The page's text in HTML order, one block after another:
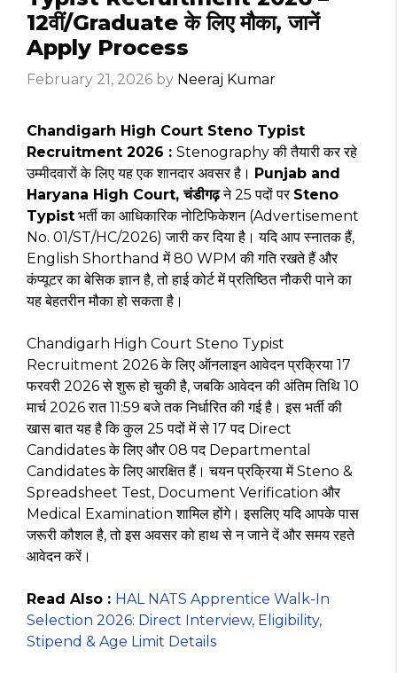
12वीं/Graduate के लिए मौका, जानें
Apply Process
February 21, 2026 by Neeraj Kumar
Chandigarh High Court Steno Typist
Recruitment 2026 : Stenography की तैयारी कर रहे
उम्मीदवारों के लिए यह एक शानदार अवसर है। Punjab and
Haryana High Court, चंडीगढ़ने 25 पदों पर Steno
Typist भर्ती का आधिकारिक नोटिफिकेशन (Advertisement
No. 01/ST/HC/2026) जारी कर दिया है। यदि आप स्नातक हैं,
English Shorthand में 80 WPM की गति रखते हैं और
कंप्यूटर का बेसिक ज्ञान है, तो हाई कोर्ट में प्रतिष्ठित नौकरी पाने का
यह बेहतरीन मौका हो सकता है।
Chandigarh High Court Steno Typist
Recruitment 2026 के लिए ऑनलाइन आवेदन प्रक्रिया 17
फरवरी 2026 से शुरू हो चुकी है, जबकि आवेदन की अंतिम तिथि 10
मार्च 2026 रात 11:59 बजे तक निर्धारित की गई है। इस भर्ती की
खास बात यह है कि कुल 25 पदों में से 17 पद Direct
Candidates के लिए और 08 पद Departmental
Candidates के लिए आरक्षित हैं। चयन प्रक्रिया में Steno &
Spreadsheet Test, Document Verification और
Medical Examination शामिल होंगे। इसलिए यदि आपके पास
जरूरी कौशल है, तो इस अवसर को हाथ से न जाने दें और समय रहते
आवेदन करें।
Read Also : HAL NATS Apprentice Walk-In
Selection 2026: Direct Interview, Eligibility,
Stipend & Age Limit Details